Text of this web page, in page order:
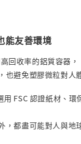
能友善環境
回收率的鋁質容器，
也避免塑膠微粒對人
用 FSC 認證紙材、環
，都盡可能對人與地